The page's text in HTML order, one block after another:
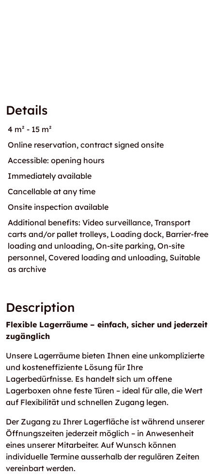
Details
4 m² - 15 m²
Online reservation, contract signed onsite
Accessible: opening hours
Immediately available
Cancellable at any time
Onsite inspection available
Additional benefits: Video surveillance, Transport
carts and/or pallet trolleys, Loading dock, Barrier-free
loading and unloading, On-site parking, On-site
personnel, Covered loading and unloading, Suitable
as archive
Description
Flexible Lagerräume – einfach, sicher und jederzeit
zugänglich
Unsere Lagerräume bieten Ihnen eine unkomplizierte
und kosteneffiziente Lösung für Ihre
Lagerbedürfnisse. Es handelt sich um offene
Lagerboxen ohne feste Türen – ideal für alle, die Wert
auf Flexibilität und schnellen Zugang legen.
Der Zugang zu Ihrer Lagerfläche ist während unserer
Öffnungszeiten jederzeit möglich – in Anwesenheit
eines unserer Mitarbeiter. Auf Wunsch können
individuelle Termine ausserhalb der regulären Zeiten
vereinbart werden.